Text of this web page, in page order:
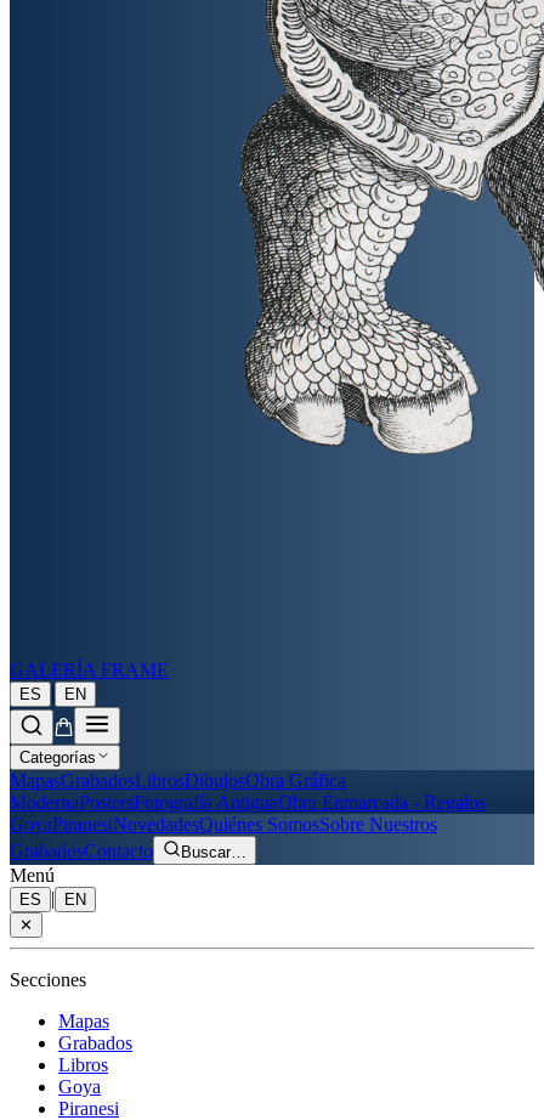
GALERÍA FRAME
ES | EN
Categorías
MapasGrabadosLibrosDibujosObra Gráfica
ModernaPostersFotografía AntiguaObra Enmarcada - Regalos
GoyaPiranesiNovedadesQuiénes SomosSobre Nuestros
GrabadosContacto Buscar…
Menú
ES |
EN
✕
Secciones
Mapas
Grabados
Libros
Goya
Piranesi